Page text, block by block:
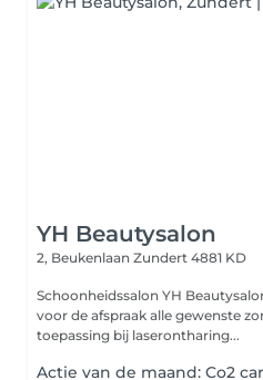
YH Beautysalon
2, Beukenlaan Zundert 4881 KD
Schoonheidssalon YH Beautysalon
voor de afspraak alle gewenste
toepassing bij laserontharing...
Actie van de maand: Co2